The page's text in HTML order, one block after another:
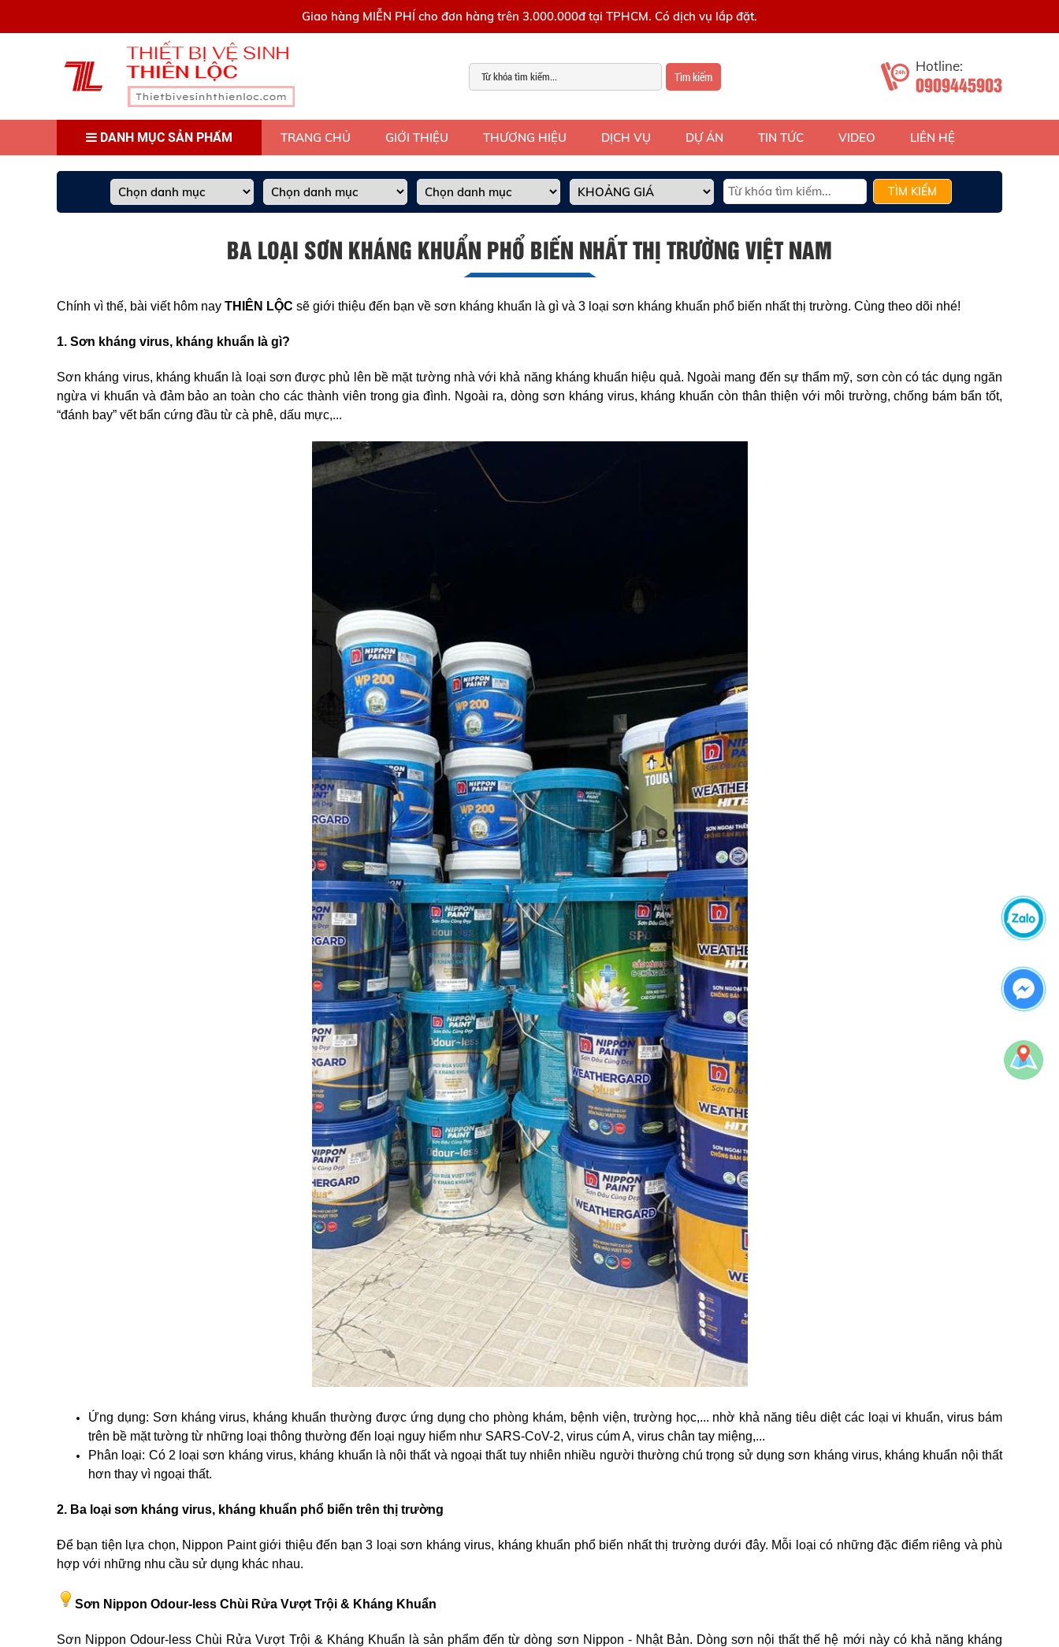
Giao hàng MIỄN PHÍ cho đơn hàng trên 3.000.000đ tại TPHCM. Có dịch vụ lắp đặt.
Tìm kiếm
Hotline:
0909445903
DANH MỤC SẢN PHẨM TRANG CHỦ GIỚI THIỆU THƯƠNG HIỆU DỊCH VỤ DỰ ÁN TIN TỨC VIDEO LIÊN HỆ
TÌM KIẾM
BA LOẠI SƠN KHÁNG KHUẨN PHỔ BIẾN NHẤT THỊ TRƯỜNG VIỆT NAM
Chính vì thế, bài viết hôm nay THIÊN LỘC sẽ giới thiệu đến bạn về sơn kháng khuẩn là gì và 3 loại sơn kháng khuẩn phổ biến nhất thị trường. Cùng theo dõi nhé!
1. Sơn kháng virus, kháng khuẩn là gì?
Sơn kháng virus, kháng khuẩn là loại sơn được phủ lên bề mặt tường nhà với khả năng kháng khuẩn hiệu quả. Ngoài mang đến sự thẩm mỹ, sơn còn có tác dụng ngăn
ngừa vi khuẩn và đảm bảo an toàn cho các thành viên trong gia đình. Ngoài ra, dòng sơn kháng virus, kháng khuẩn còn thân thiện với môi trường, chống bám bẩn tốt,
“đánh bay” vết bẩn cứng đầu từ cà phê, dấu mực,...
Ứng dụng: Sơn kháng virus, kháng khuẩn thường được ứng dụng cho phòng khám, bệnh viện, trường học,... nhờ khả năng tiêu diệt các loại vi khuẩn, virus bám
trên bề mặt tường từ những loại thông thường đến loại nguy hiểm như SARS-CoV-2, virus cúm A, virus chân tay miệng,...
Phân loại: Có 2 loại sơn kháng virus, kháng khuẩn là nội thất và ngoại thất tuy nhiên nhiều người thường chú trọng sử dụng sơn kháng virus, kháng khuẩn nội thất
hơn thay vì ngoại thất.
2. Ba loại sơn kháng virus, kháng khuẩn phổ biến trên thị trường
Để bạn tiện lựa chọn, Nippon Paint giới thiệu đến bạn 3 loại sơn kháng virus, kháng khuẩn phổ biến nhất thị trường dưới đây. Mỗi loại có những đặc điểm riêng và phù
hợp với những nhu cầu sử dụng khác nhau.
Sơn Nippon Odour-less Chùi Rửa Vượt Trội & Kháng Khuẩn
Sơn Nippon Odour-less Chùi Rửa Vượt Trội & Kháng Khuẩn là sản phẩm đến từ dòng sơn Nippon - Nhật Bản. Dòng sơn nội thất thế hệ mới này có khả năng kháng